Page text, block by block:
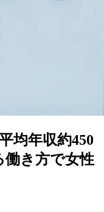
均年収約450
働き方で女性